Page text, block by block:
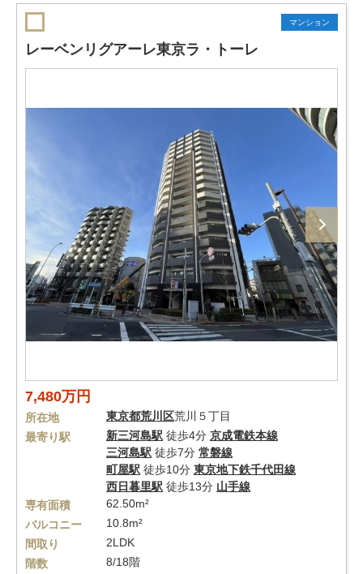
マンション
レーベンリグアーレ東京ラ・トーレ
7,480万円
所在地 東京都荒川区荒川５丁目
最寄り駅
新三河島駅 徒歩4分 京成電鉄本線
三河島駅 徒歩7分 常磐線
町屋駅 徒歩10分 東京地下鉄千代田線
西日暮里駅 徒歩13分 山手線
専有面積
62.50m²
バルコニー
10.8m²
間取り
2LDK
階数
8/18階